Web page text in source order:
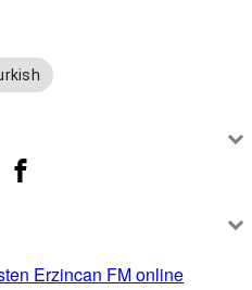
Erzincan FM online